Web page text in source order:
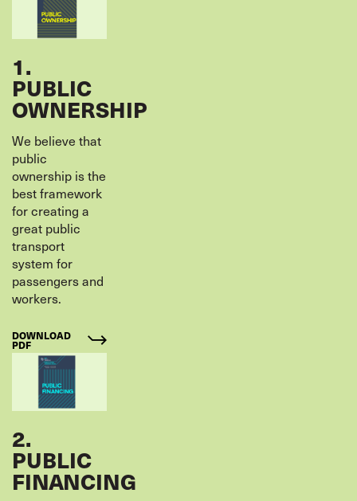
1.
PUBLIC
OWNERSHIP
We believe that
public
ownership is the
best framework
for creating a
great public
transport
system for
passengers and
workers.
DOWNLOAD
PDF
2.
PUBLIC
FINANCING